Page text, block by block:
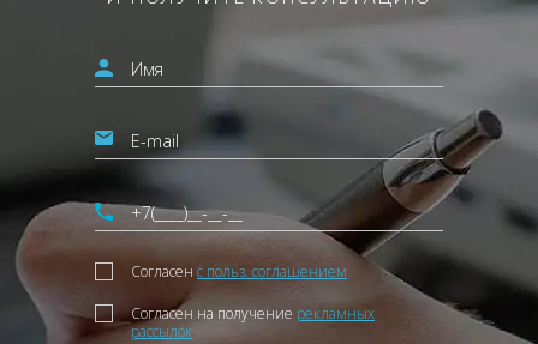
Согласен с польз. соглашением
Согласен на получение рекламных
рассылок